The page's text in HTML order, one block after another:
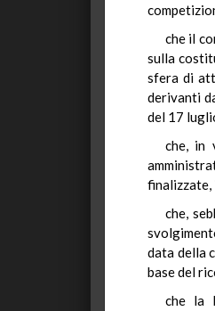
che il
sulla
sfera di
derivanti
del 17
che, in
finalizzate,
che,
data della
base del
che la